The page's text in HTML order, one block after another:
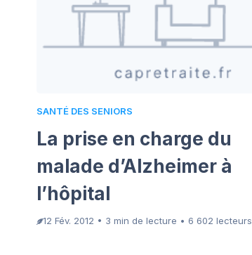
SANTÉ DES SENIORS
La prise en charge du
malade d’Alzheimer à
l’hôpital
12 Fév. 2012 • 3 min de lecture • 6 602 lecteurs